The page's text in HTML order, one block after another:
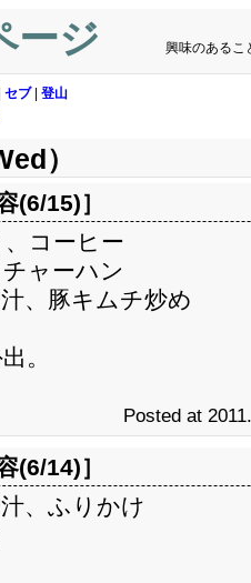
ージ 興味のあるこ
セブ| 登山
）
(6/15)］
コーヒー
ャーハン
、豚キムチ炒め
。
Posted at
(6/14)］
、ふりかけ